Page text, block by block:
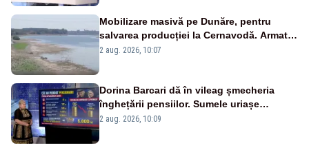
Mobilizare masivă pe Dunăre, pentru
salvarea producției la Cernavodă. Armata
va detona o stâncă și va devia apa
2 aug. 2026, 10:07
Dorina Barcari dă în vileag șmecheria
înghețării pensiilor. Sumele uriașe
pierdute de fiecare român
2 aug. 2026, 10:09